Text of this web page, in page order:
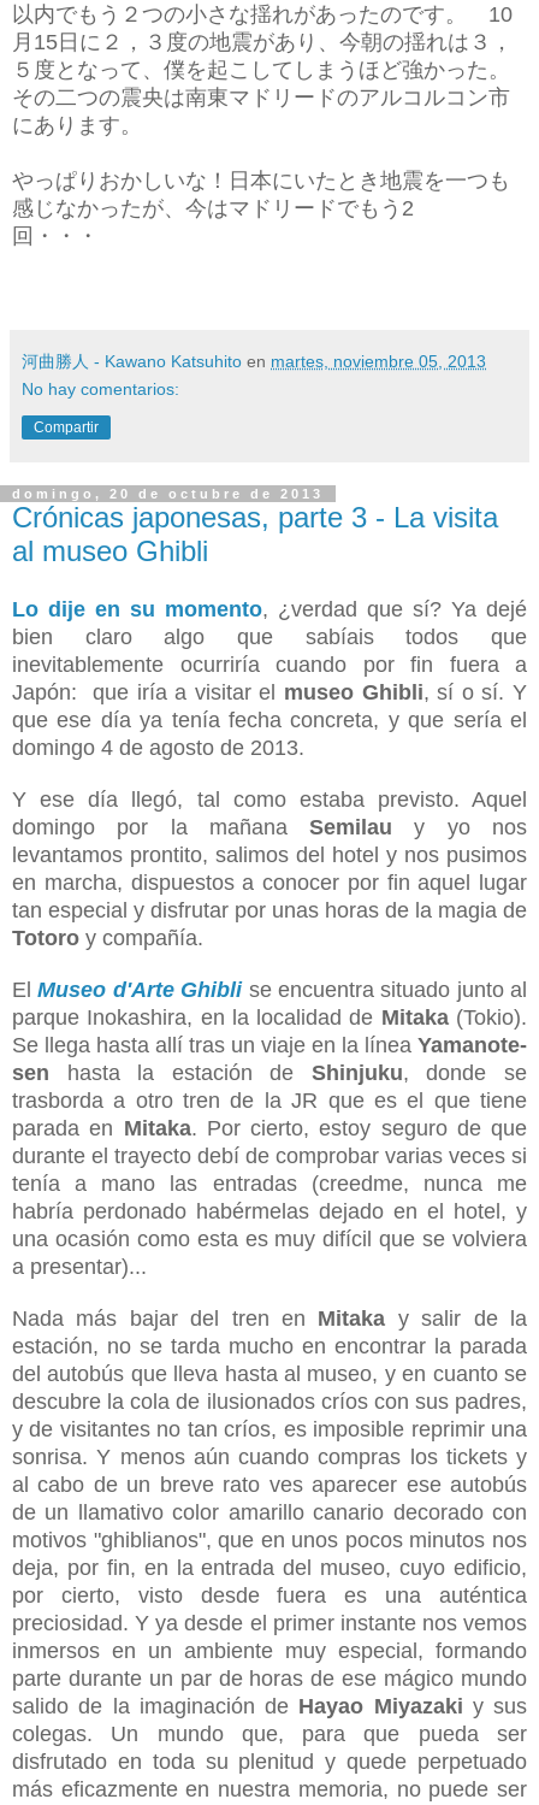
以内でもう２つの小さな揺れがあったのです。 10
月15日に２，３度の地震があり、今朝の揺れは３，
５度となって、僕を起こしてしまうほど強かった。
その二つの震央は南東マドリードのアルコルコン市
にあります。
やっぱりおかしいな！日本にいたとき地震を一つも
感じなかったが、今はマドリードでもう2
回・・・
河曲勝人 - Kawano Katsuhito en martes, noviembre 05, 2013
No hay comentarios:
Compartir
domingo, 20 de octubre de 2013
Crónicas japonesas, parte 3 - La visita
al museo Ghibli
Lo dije en su momento, ¿verdad que sí? Ya dejé
bien claro algo que sabíais todos que
inevitablemente ocurriría cuando por fin fuera a
Japón: que iría a visitar el museo Ghibli, sí o sí. Y
que ese día ya tenía fecha concreta, y que sería el
domingo 4 de agosto de 2013.
Y ese día llegó, tal como estaba previsto. Aquel
domingo por la mañanaSemilauy yo nos
levantamos prontito, salimos del hotel y nos pusimos
en marcha, dispuestos a conocer por fin aquel lugar
tan especial y disfrutar por unas horas de la magia de
Totoro y compañía.
ElMuseo d'Arte Ghibli se encuentra situado junto al
parque Inokashira, en la localidad de Mitaka (Tokio).
Se llega hasta allí tras un viaje en la línea Yamanote-
sen hasta la estación de Shinjuku, donde se
trasborda a otro tren de la JR que es el que tiene
parada en Mitaka. Por cierto, estoy seguro de que
durante el trayecto debí de comprobar varias veces si
tenía a mano las entradas (creedme, nunca me
habría perdonado habérmelas dejado en el hotel, y
una ocasión como esta es muy difícil que se volviera
a presentar)...
Nada más bajar del tren en Mitaka y salir de la
estación, no se tarda mucho en encontrar la parada
del autobús que lleva hasta al museo, y en cuanto se
descubre la cola de ilusionados críos con sus padres,
y de visitantes no tan críos, es imposible reprimir una
sonrisa. Y menos aún cuando compras los tickets y
al cabo de un breve rato ves aparecer ese autobús
de un llamativo color amarillo canario decorado con
motivos "ghiblianos", que en unos pocos minutos nos
deja, por fin, en la entrada del museo, cuyo edificio,
por cierto, visto desde fuera es una auténtica
preciosidad. Y ya desde el primer instante nos vemos
inmersos en un ambiente muy especial, formando
parte durante un par de horas de ese mágico mundo
salido de la imaginación de Hayao Miyazaki y sus
colegas. Un mundo que, para que pueda ser
disfrutado en toda su plenitud y quede perpetuado
más eficazmente en nuestra memoria, no puede ser